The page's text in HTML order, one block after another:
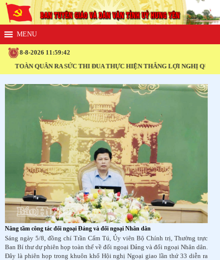
8-8-2026 11:59:43
RA SỨC THI ĐUA THỰC HIỆN THẮNG LỢI NGHỊ QUYẾT ĐẠI HỘI
Nâng tầm công tác đối ngoại Đảng và đối ngoại Nhân dân
Sáng ngày 5/8, đồng chí Trần Cẩm Tú, Ủy viên Bộ Chính trị, Thường trực
Ban Bí thư dự phiên họp toàn thể về đối ngoại Đảng và đối ngoại Nhân dân.
Đây là phiên họp trong khuôn khổ Hội nghị Ngoại giao lần thứ 33 diễn ra